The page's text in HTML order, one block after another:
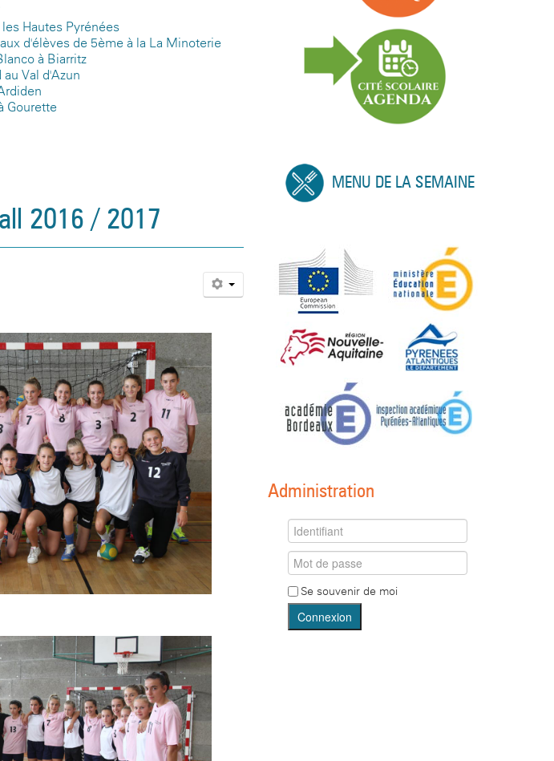
Hautes Pyrénées
d'élèves de 5ème à la La Minoterie
à Biarritz
Val d'Azun
Gourette
2016 / 2017
MENU DE LA SEMAINE
Administration
Se souvenir de moi
Connexion